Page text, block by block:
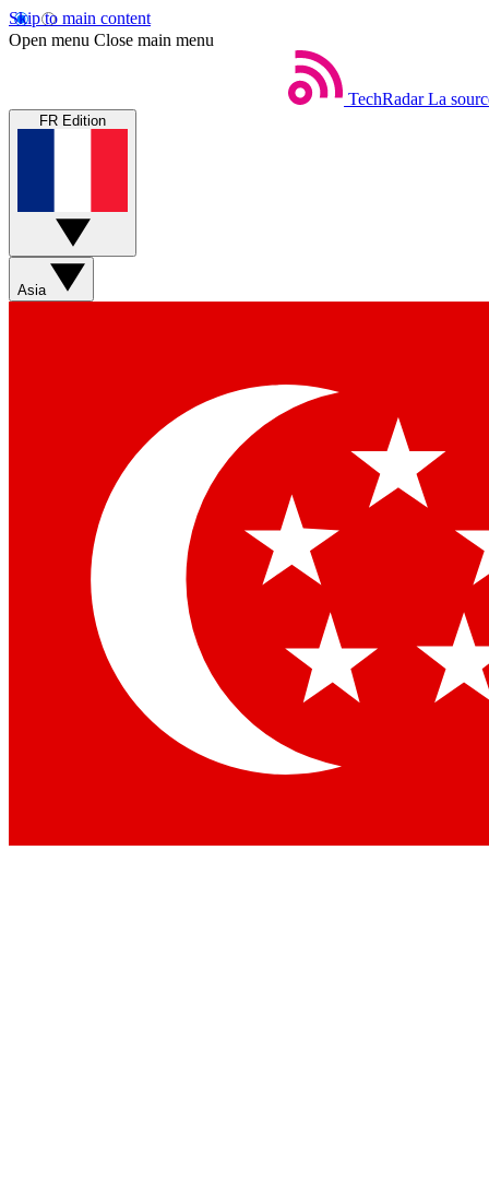
Skip to main content
Open menu Close main menu
TechRadar La
FR Edition
Asia